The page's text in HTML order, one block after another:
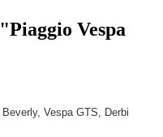
Vespa
Vespa GTS, Derbi